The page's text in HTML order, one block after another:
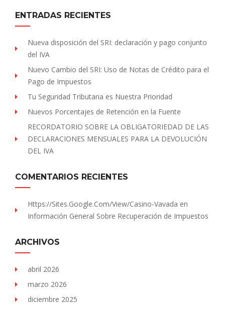
ENTRADAS RECIENTES
Nueva disposición del SRI: declaración y pago conjunto
del IVA
Nuevo Cambio del SRI: Uso de Notas de Crédito para el
Pago de Impuestos
Tu Seguridad Tributaria es Nuestra Prioridad
Nuevos Porcentajes de Retención en la Fuente
RECORDATORIO SOBRE LA OBLIGATORIEDAD DE LAS
DECLARACIONES MENSUALES PARA LA DEVOLUCIÓN
DEL IVA
COMENTARIOS RECIENTES
Https://sites.Google.com/view/Casino-Vavada en
Información General Sobre Recuperación de Impuestos
ARCHIVOS
abril 2026
marzo 2026
diciembre 2025